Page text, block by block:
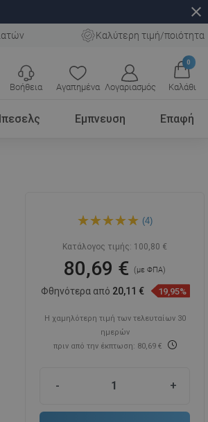
close
Καλύτερη τιμή/ποιότητα
Αγαπημένα Λογαριασμός
0
Καλάθι
Βοήθεια
Εμπνευση Επαφή
Mexen Trinity βρύση νιπτήρα,
μαύρη - 72600-70
(4)
Κατάλογος τιμής: 100,80 €
80,69 €(με ΦΠΑ)
Φθηνότερα από 20,11 € 19,95%
Η χαμηλότερη τιμή των τελευταίων 30
ημερών
πριν από την έκπτωση: 80,69 €
- +